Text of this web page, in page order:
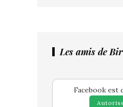
Les amis de
Facebook est